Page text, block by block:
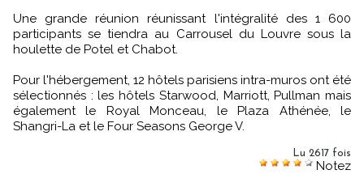
Une grande réunion réunissant l'intégralité des 1 600
participants se tiendra au Carrousel du Louvre sous la
houlette de Potel et Chabot.
Pour l'hébergement, 12 hôtels parisiens intra-muros ont été
sélectionnés : les hôtels Starwood, Marriott, Pullman mais
également le Royal Monceau, le Plaza Athénée, le
Shangri-La et le Four Seasons George V.
Lu 2617 fois
Notez